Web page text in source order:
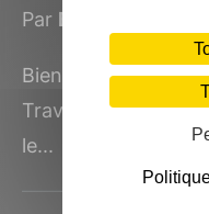
Par Benjamin Levy
Bienvenue à
Travis Baker, un
le...